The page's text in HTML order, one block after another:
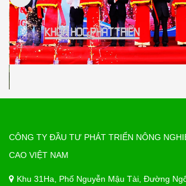
CÔNG TY ĐẦU TƯ PHÁT TRIỂN NÔNG
CAO VIỆT NAM
Khu 31Ha, Phố Nguyễn Mậu Tài, Đường